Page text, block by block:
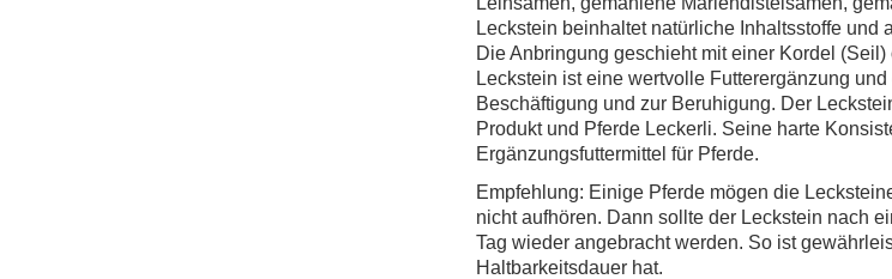
Leckstein beinhaltet natürliche Inhaltsstoffe
Die Anbringung geschieht mit einer Kordel
Leckstein ist eine wertvolle Futterergänzung
Beschäftigung und zur Beruhigung. Der
Produkt und Pferde Leckerli. Seine harte
Ergänzungsfuttermittel für Pferde.
Empfehlung: Einige Pferde mögen die
nicht aufhören. Dann sollte der Leckstein nach
Tag wieder angebracht werden. So ist
Haltbarkeitsdauer hat.